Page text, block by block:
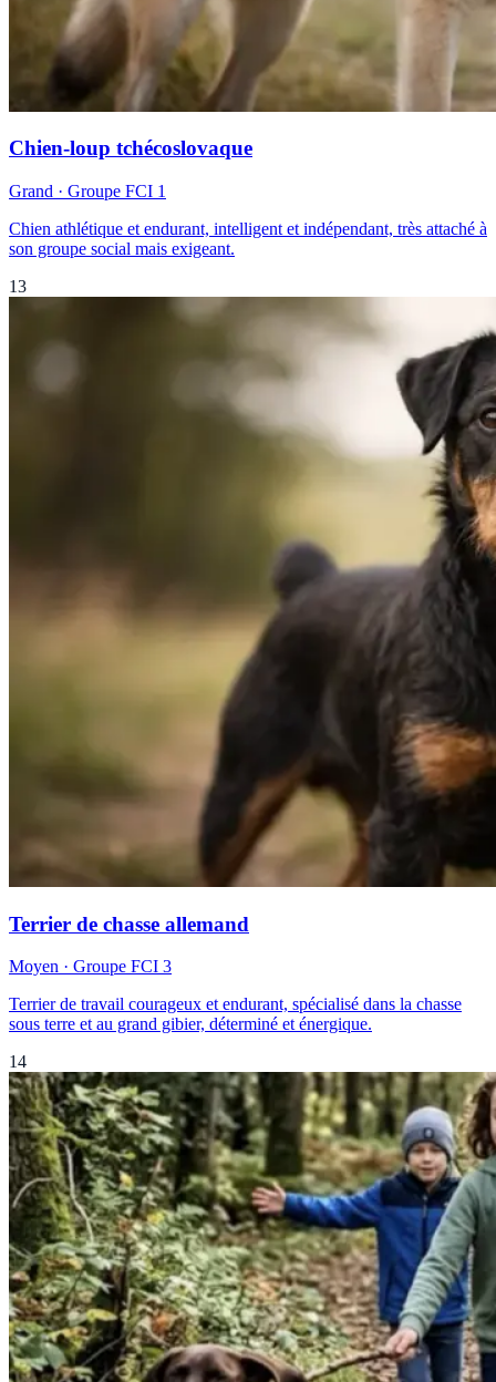
Chien-loup tchécoslovaque
Grand · Groupe FCI 1
Chien athlétique et endurant, intelligent et indépendant, très attaché à
son groupe social mais exigeant.
13
Terrier de chasse allemand
Moyen · Groupe FCI 3
Terrier de travail courageux et endurant, spécialisé dans la chasse
sous terre et au grand gibier, déterminé et énergique.
14